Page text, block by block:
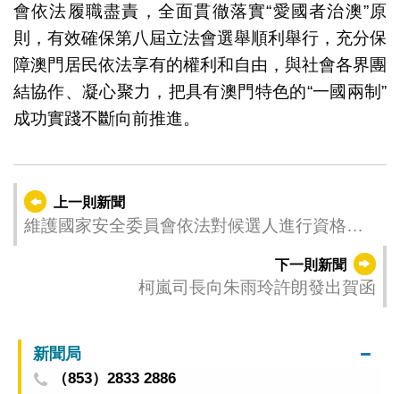
會依法履職盡責，全面貫徹落實“愛國者治澳”原
則，有效確保第八屆立法會選舉順利舉行，充分保
障澳門居民依法享有的權利和自由，與社會各界團
結協作、凝心聚力，把具有澳門特色的“一國兩制”
成功實踐不斷向前推進。
上一則新聞
維護國家安全委員會依法對候選人進行資格審
下一則新聞
柯嵐司長向朱雨玲許朗發出賀函
新聞局
（853）2833 2886